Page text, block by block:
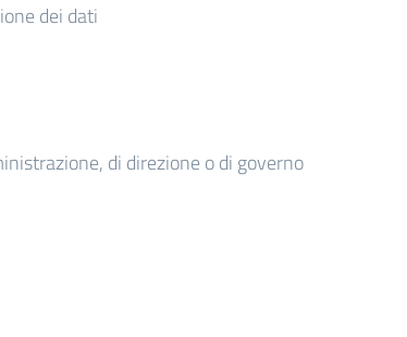
dei dati
di direzione o di governo